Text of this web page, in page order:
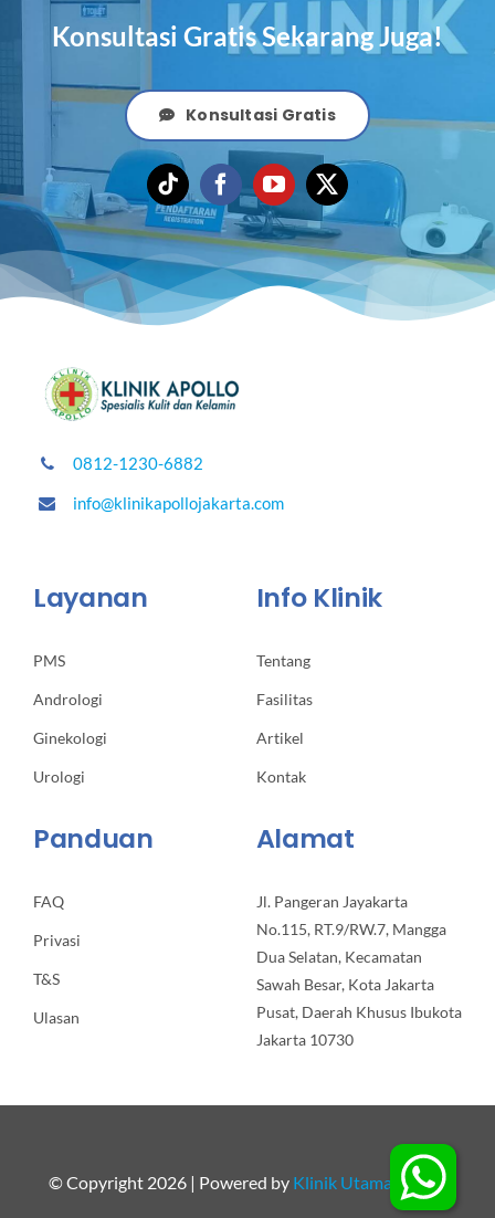
Konsultasi Gratis Sekarang Juga!
Konsultasi Gratis
0812-1230-6882
info@klinikapollojakarta.com
Layanan
PMS
Andrologi
Ginekologi
Urologi
Info Klinik
Tentang
Fasilitas
Artikel
Kontak
Panduan
FAQ
Privasi
T&S
Ulasan
Alamat
Jl. Pangeran Jayakarta
No.115, RT.9/RW.7, Mangga
Dua Selatan, Kecamatan
Sawah Besar, Kota Jakarta
Pusat, Daerah Khusus Ibukota
Jakarta 10730
© Copyright 2026 | Powered by Klinik Utama Apollo